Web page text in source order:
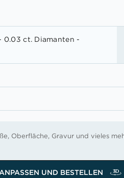
0.03 ct. Diamanten -
Oberfläche, Gravur und vieles
UND BESTELLEN